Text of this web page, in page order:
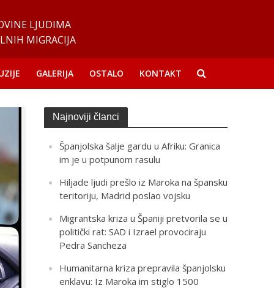
LJUDIMA
MIGRACIJA
GALERIJA OSTALO KONTAKT
Najnoviji članci
Španjolska šalje gardu u Afriku: Granica
im je u potpunom rasulu
Hiljade ljudi prešlo iz Maroka na špansku
teritoriju, Madrid poslao vojsku
Migrantska kriza u Španiji pretvorila se u
politički rat: SAD i Izrael provociraju
Pedra Sancheza
Humanitarna kriza prepravila španjolsku
enklavu: Iz Maroka im stiglo 1500